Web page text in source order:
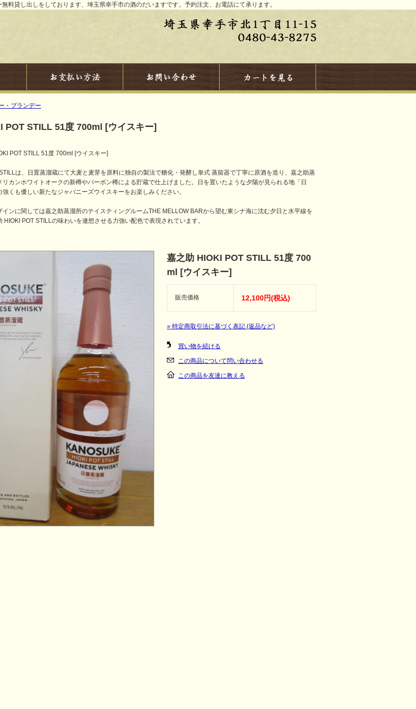
料貸し出しをしております、埼玉県幸手市の酒のだいますです。予約注文、お電話にて承ります。
・ブランデー
POT STILL 51度 700ml [ウイスキー]
POT STILL 51度 700ml [ウイスキー]
は、日置蒸溜蔵にて大麦と麦芽を原料に独自の製法で糖化・発酵し単式 蒸留器で丁寧に原酒を造り、嘉之助蒸
リカンホワイトオークの新樽やバーボン樽による貯蔵で仕上げました。日を置いたような夕陽が見られる地「日
くも優しい新たなジャパニーズウイスキーをお楽しみください。
インに関しては嘉之助蒸溜所のテイスティングルームTHE MELLOW BARから望む東シナ海に沈む夕日と水平線を
HIOKI POT STILLの味わいを連想させる力強い配色で表現されています。
嘉之助 HIOKI POT STILL 51度 700
ml [ウイスキー]
販売価格 12,100円(税込)
» 特定商取引法に基づく表記 (返品など)
買い物を続ける
この商品について問い合わせる
この商品を友達に教える